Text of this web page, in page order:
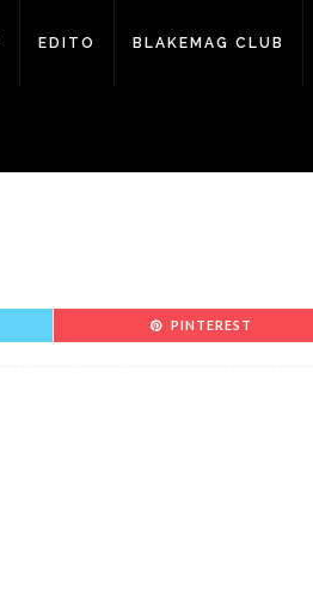
EDITO BLAKEMAG CLUB
PINTEREST